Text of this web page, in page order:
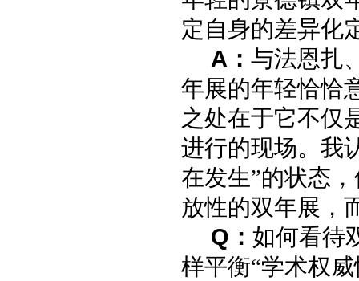
定自身的差异化
A ：与法恩扎
年展的年轻恰恰
之处在于它不仅
进行的现场。我
在发生”的状态
放性的双年展，
Q：如何看待
样平衡“学术权